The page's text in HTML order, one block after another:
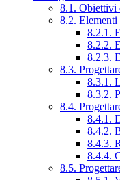
8.1. Obiettivi
8.2. Elementi
8.2.1.
8.2.2.
8.2.3.
8.3.
8.3.1.
8.3.2.
8.4.
8.4.1.
8.4.2.
8.4.3.
8.4.4.
8.5.